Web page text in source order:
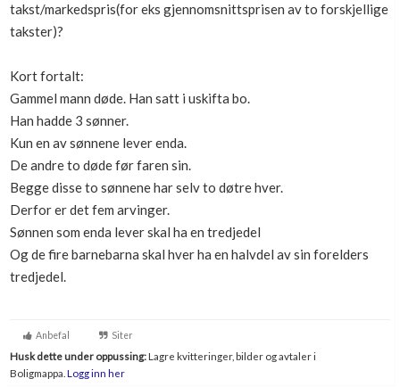
Boligmappa+
Få mer ut av Boligmappa
takst/markedspris(for eks gjennomsnittsprisen av to forskjellige
takster)?
Kort fortalt:
Gammel mann døde. Han satt i uskifta bo.
Han hadde 3 sønner.
Kun en av sønnene lever enda.
De andre to døde før faren sin.
Begge disse to sønnene har selv to døtre hver.
Derfor er det fem arvinger.
Sønnen som enda lever skal ha en tredjedel
Og de fire barnebarna skal hver ha en halvdel av sin forelders
tredjedel.
Anbefal Siter
Husk dette under oppussing:Lagre kvitteringer, bilder og avtaler i
Boligmappa. Logg inn her